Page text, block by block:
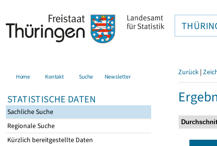
Home Kontakt Suche Newsletter
STATISTISCHE DATEN
Sachliche Suche
Regionale Suche
Kürzlich bereitgestellte Daten
Zurück |